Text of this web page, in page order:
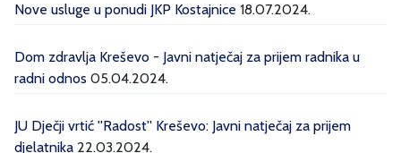
Nove usluge u ponudi JKP Kostajnice 18.07.2024.
Dom zdravlja Kreševo - Javni natječaj za prijem radnika u
radni odnos 05.04.2024.
JU Dječji vrtić ''Radost'' Kreševo: Javni natječaj za prijem
djelatnika 22.03.2024.